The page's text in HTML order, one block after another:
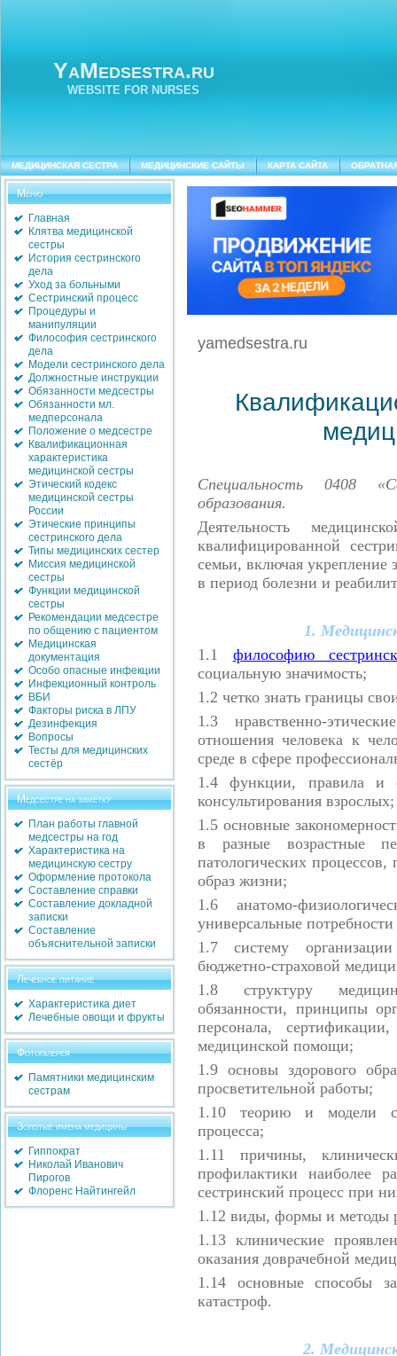
YaMedsestra.ru
WEBSITE FOR NURSES
МЕДИЦИНСКАЯ СЕСТРА МЕДИЦИНСКИЕ САЙТЫ КАРТА САЙТА
Меню
Главная
Клятва медицинской
сестры
История сестринского
дела
Уход за больными
Сестринский процесс
Процедуры и
манипуляции
Философия сестринского
дела
Модели сестринского дела
Должностные инструкции
Обязанности медсестры
Обязанности мл.
медперсонала
Положение о медсестре
Квалификационная
характеристика
медицинской сестры
Этический кодекс
медицинской сестры
России
Этические принципы
сестринского дела
Типы медицинских сестер
Миссия медицинской
сестры
Функции медицинской
сестры
Рекомендации медсестре
по общению с пациентом
Медицинская
документация
Особо опасные инфекции
Инфекционный контроль
ВБИ
Факторы риска в ЛПУ
Дезинфекция
Вопросы
Тесты для медицинских
сестёр
Медсестре на заметку
План работы главной
медсестры на год
Характеристика на
медицинскую сестру
Оформление протокола
Составление справки
Составление докладной
записки
Составление
объяснительной записки
Лечебное питание
Характеристика диет
Лечебные овощи и фрукты
Фотогалерея
Памятники медицинским
сестрам
Золотые имена медицины
Гиппократ
Николай Иванович
Пирогов
Флоренс Найтингейл
yamedsestra.ru
Специальность 0408
образования.
Деятельность
квалифицированной
семьи, включая укрепление
в период болезни и
1.
1.1 философию
социальную значимость;
1.2 четко знать границы
1.3нравственно-
отношения человека к
среде в сфере
1.4функции, правила и
консультирования взрослых;
1.5 основные
в разные возрастные
патологических
образ жизни;
1.6 анатомо-
универсальные
1.7систему
бюджетно-страховой
1.8структуру
обязанности, принципы
персонала,
медицинской помощи;
1.9 основы здорового
просветительной работы;
1.10 теорию и модели
процесса;
1.11
причины,
профилактики наиболее
сестринский процесс при
1.12 виды, формы и методы
1.13 клинические
оказания доврачебной
1.14 основные способы
катастроф.
2.